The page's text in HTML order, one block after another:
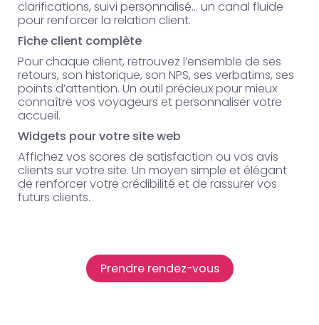
clarifications, suivi personnalisé… un canal fluide
pour renforcer la relation client.
Fiche client complète
Pour chaque client, retrouvez l’ensemble de ses
retours, son historique, son NPS, ses verbatims, ses
points d’attention. Un outil précieux pour mieux
connaître vos voyageurs et personnaliser votre
accueil.
Widgets pour votre site web
Affichez vos scores de satisfaction ou vos avis
clients sur votre site. Un moyen simple et élégant
de renforcer votre crédibilité et de rassurer vos
futurs clients.
Prendre rendez-vous